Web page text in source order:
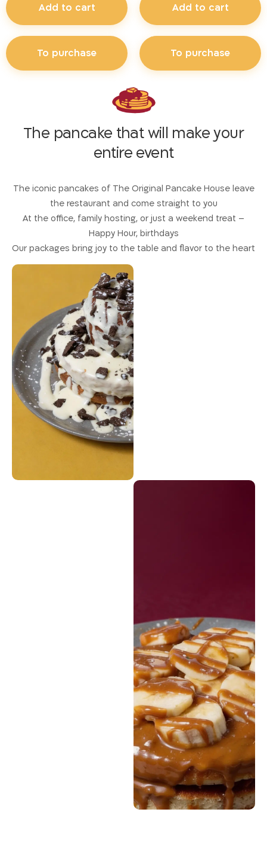
Add to cart
To purchase
Add to cart
To purchase
The pancake that will make your
entire event
The iconic pancakes of The Original Pancake House leave
the restaurant and come straight to you
At the office, family hosting, or just a weekend treat –
Happy Hour, birthdays
Our packages bring joy to the table and flavor to the heart